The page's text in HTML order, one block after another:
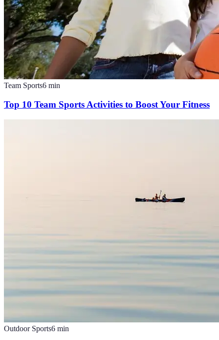
Team Sports6 min
Top 10 Team Sports Activities to Boost Your Fitness
Outdoor Sports6 min